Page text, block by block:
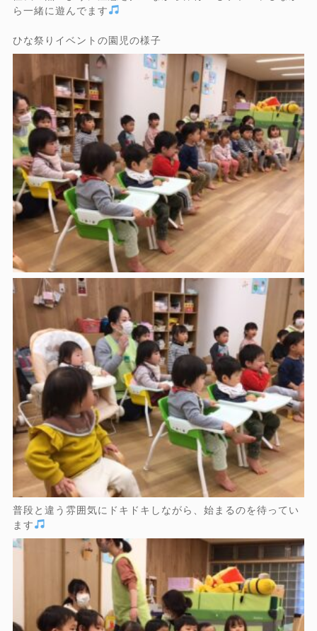
ら一緒に遊んでます
ひな祭りイベントの園児の様子
普段と違う雰囲気にドキドキしながら、始まるのを待ってい
ます